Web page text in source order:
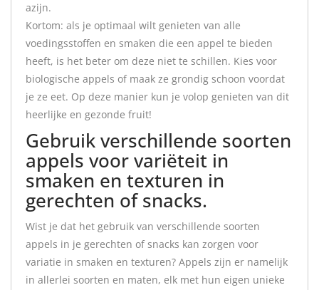
azijn.
Kortom: als je optimaal wilt genieten van alle
voedingsstoffen en smaken die een appel te bieden
heeft, is het beter om deze niet te schillen. Kies voor
biologische appels of maak ze grondig schoon voordat
je ze eet. Op deze manier kun je volop genieten van dit
heerlijke en gezonde fruit!
Gebruik verschillende soorten
appels voor variëteit in
smaken en texturen in
gerechten of snacks.
Wist je dat het gebruik van verschillende soorten
appels in je gerechten of snacks kan zorgen voor
variatie in smaken en texturen? Appels zijn er namelijk
in allerlei soorten en maten, elk met hun eigen unieke